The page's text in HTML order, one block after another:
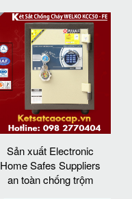
Sản xuất Electronic
Home Safes Suppliers
an toàn chống trộm